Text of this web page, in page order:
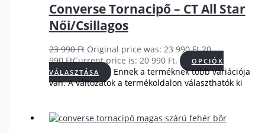
Converse Tornacipő – CT All Star
Női/Csillagos
23 990Ft Original price was: 23 990 Ft.20
990FtCurrent price is: 20 990 Ft.
OPCIÓK
VÁLASZTÁSA
Ennek a terméknek több variációja
van. A változatok a termékoldalon választhatók ki